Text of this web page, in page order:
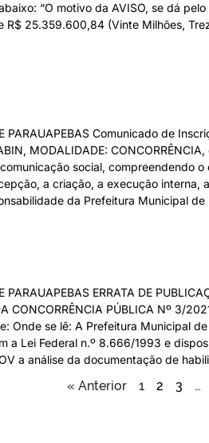
“O motivo da AVISO, se dá
25.359.600,84 (Vinte Milhões,
PARAUAPEBAS Comunicado de
MODALIDADE:
social, compreendendo
a criação, a execução
da Prefeitura Municipal
PARAUAPEBAS ERRATA DE
CONCORRÊNCIA PÚBLICA Nº 3/
Onde se lê: A Prefeitura Municipal
a Lei Federal n.º 8.666/1993 e
a análise da documentação de
« Anterior 1 2 3 …